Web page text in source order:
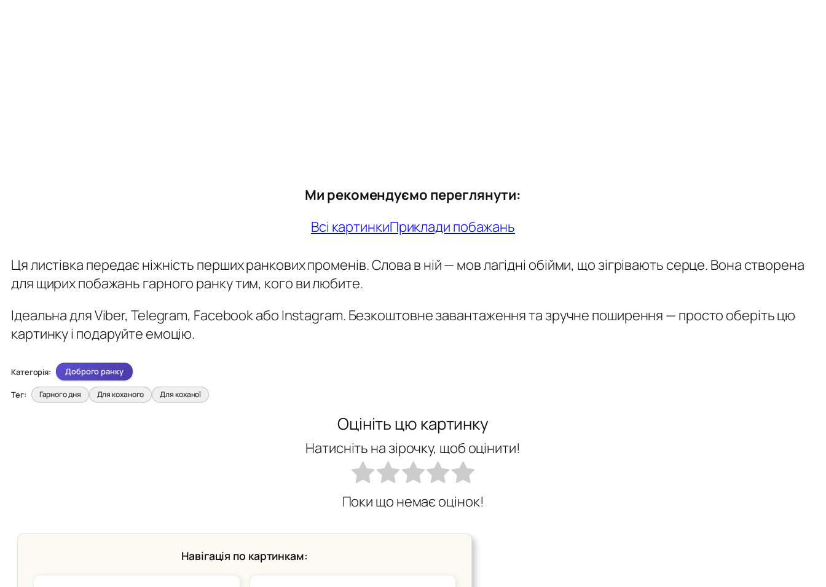
Ми рекомендуємо переглянути:
Всі картинкиПриклади побажань
Ця листівка передає ніжність перших ранкових променів. Слова в ній — мов лагідні обійми, що зігрівають серце. Вона створена
для щирих побажань гарного ранку тим, кого ви любите.
Ідеальна для Viber, Telegram, Facebook або Instagram. Безкоштовне завантаження та зручне поширення — просто оберіть цю
картинку і подаруйте емоцію.
Категорія: Доброго ранку
Тег: Гарного дня Для коханого Для коханої
Оцініть цю картинку
Натисніть на зірочку, щоб оцінити!
Поки що немає оцінок!
Навігація по картинкам: